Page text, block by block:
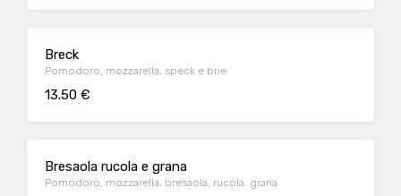
Breck
Pomodoro, mozzarella, speck e brie
13.50 €
Bresaola rucola e grana
Pomodoro, mozzarella, bresaola, rucola. grana